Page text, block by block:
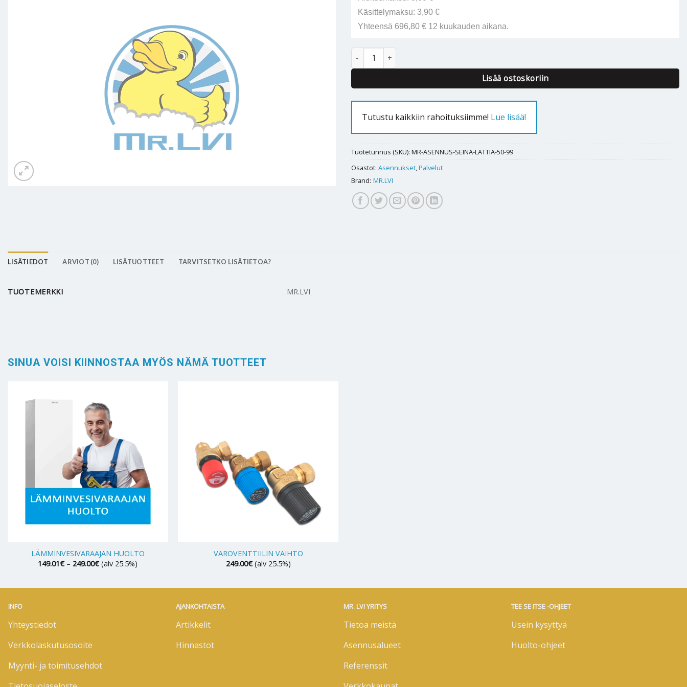
Käsittelymaksu: 3,90 €
Yhteensä 696,80 € 12 kuukauden aikana.
Varaajan asennuspalvelu määrä
Lisää ostoskoriin
Tutustu kaikkiin rahoituksiimme! Lue lisää!
Tuotetunnus (SKU): MR-ASENNUS-SEINA-LATTIA-50-99
Osastot: Asennukset,Palvelut
Brand: MR.LVI
LISÄTIEDOT ARVIOT (0) LISÄTUOTTEET TARVITSETKO LISÄTIETOA?
TUOTEMERKKI MR.LVI
SINUA VOISI KIINNOSTAA MYÖS NÄMÄ TUOTTEET
LÄMMINVESIVARAAJAN HUOLTO
149.01€ – 249.00€Hintaluokka:
149.01€
(alv 25.5%)
VAROVENTTIILIN VAIHTO
249.00€ (alv 25.5%)
INFO
Yhteystiedot
Verkkolaskutusosoite
Myynti- ja toimitusehdot
AJANKOHTAISTA
Artikkelit
Hinnastot
MR. LVI YRITYS
Tietoa meistä
Asennusalueet
Referenssit
TEE SE ITSE -OHJEET
Usein kysyttyä
Huolto-ohjeet